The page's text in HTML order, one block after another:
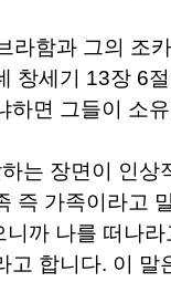
라함과 그의 조
창세기 13장 6
하면 그들이 소
는 장면이 인상
즉 가족이라고
까 나를 떠나
고 합니다. 이 말